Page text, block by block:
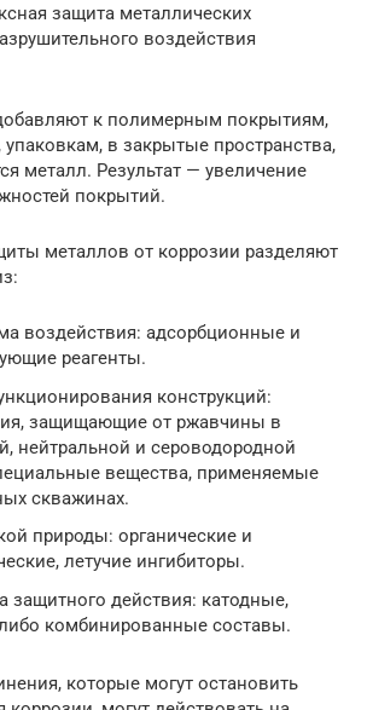
защита металлических
воздействия
к полимерным покрытиям,
в закрытые пространства,
металл. Результат — увеличение
покрытий.
металлов от коррозии разделяют
воздействия: адсорбционные и
реагенты.
конструкций:
защищающие от ржавчины в
нейтральной и сероводородной
вещества, применяемые
скважинах.
природы: органические и
летучие ингибиторы.
защитного действия: катодные,
комбинированные составы.
которые могут остановить